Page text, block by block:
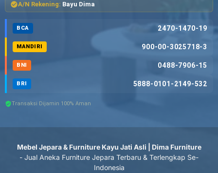
A/N Rekening: Bayu Dima
BCA 2470-1470-19
MANDIRI 900-00-3025718-3
BNI 0488-7906-15
BRI 5888-0101-2149-532
Transaksi Dijamin 100% Aman
Mebel Jepara & Furniture Kayu Jati Asli | Dima Furniture
- Jual Aneka Furniture Jepara Terbaru & Terlengkap Se-
Indonesia